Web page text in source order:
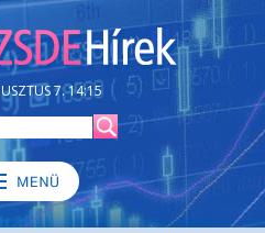
7. 14:15